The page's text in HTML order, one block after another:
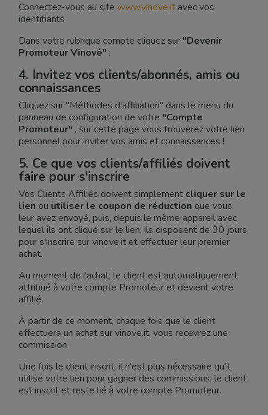
Connectez-vous au site www.vinove.it avec vos
identifiants
Dans votre rubrique compte cliquez sur "Devenir
Promoteur Vinové" :
4. Invitez vos clients/abonnés, amis ou
connaissances
Cliquez sur "Méthodes d'affiliation" dans le menu du
panneau de configuration de votre "Compte
Promoteur" , sur cette page vous trouverez votre lien
personnel pour inviter vos amis et connaissances !
5. Ce que vos clients/affiliés doivent
faire pour s'inscrire
Vos Clients Affiliés doivent simplement cliquer sur le
lien ou utiliser le coupon de réduction que vous
leur avez envoyé, puis, depuis le même appareil avec
lequel ils ont cliqué sur le lien, ils disposent de 30 jours
pour s'inscrire sur vinove.it et effectuer leur premier
achat.
Au moment de l'achat, le client est automatiquement
attribué à votre compte Promoteur et devient votre
affilié.
À partir de ce moment, chaque fois que le client
effectuera un achat sur vinove.it, vous recevrez une
commission.
Une fois le client inscrit, il n'est plus nécessaire qu'il
utilise votre lien pour gagner des commissions, le client
est inscrit et reste lié à votre compte Promoteur.